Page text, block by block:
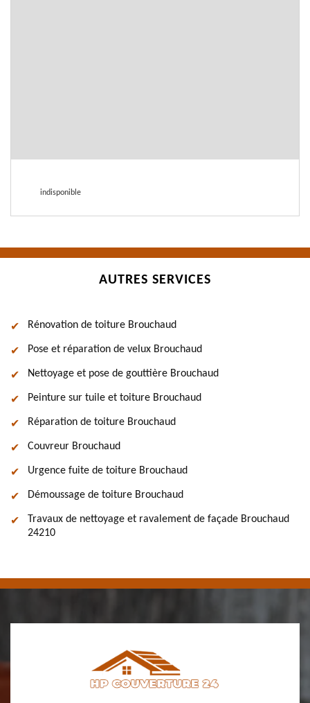
indisponible
AUTRES SERVICES
Rénovation de toiture Brouchaud
Pose et réparation de velux Brouchaud
Nettoyage et pose de gouttière Brouchaud
Peinture sur tuile et toiture Brouchaud
Réparation de toiture Brouchaud
Couvreur Brouchaud
Urgence fuite de toiture Brouchaud
Démoussage de toiture Brouchaud
Travaux de nettoyage et ravalement de façade Brouchaud
24210